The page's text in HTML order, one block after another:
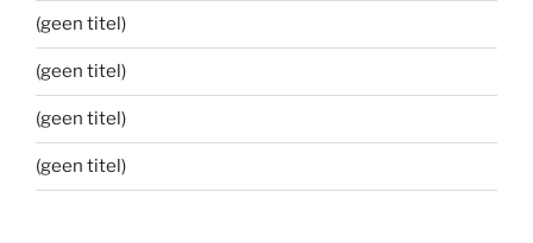
(geen titel)
(geen titel)
(geen titel)
(geen titel)